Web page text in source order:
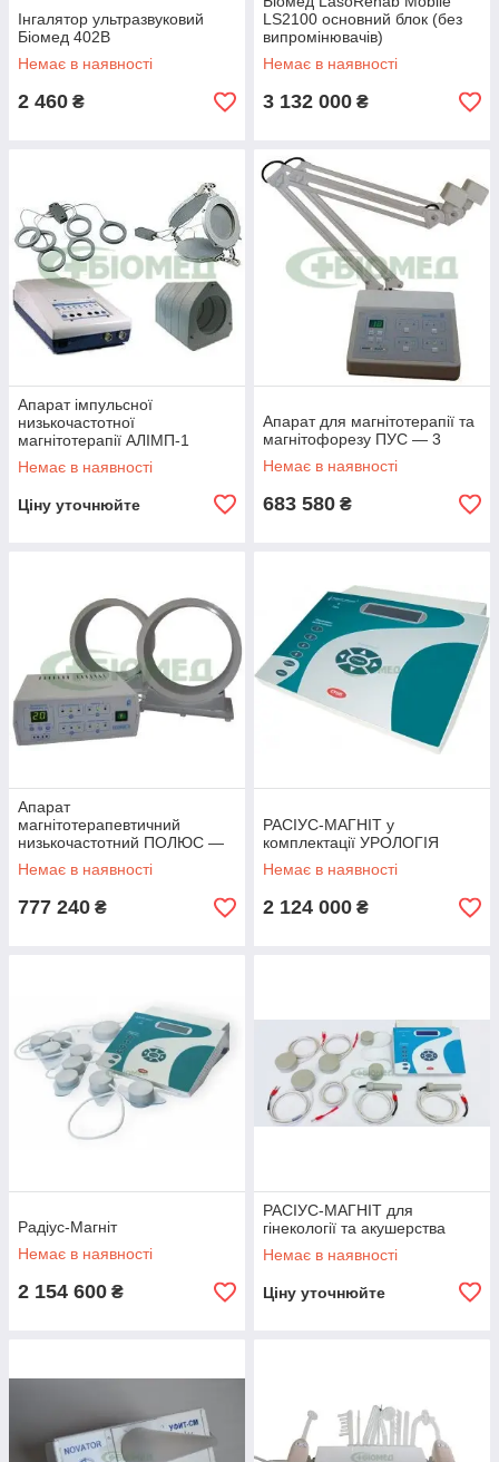
Інгалятор ультразвуковий
Біомед 402В
Немає в наявності
2 460 ₴
LS2100 основний блок (без
випромінювачів)
Немає в наявності
3 132 000 ₴
Апарат імпульсної
низькочастотної
магнітотерапії АЛІМП-1
Немає в наявності
Ціну уточнюйте
Апарат для магнітотерапії та
магнітофорезу ПУС — 3
Немає в наявності
683 580 ₴
Апарат
магнітотерапевтичний
низькочастотний ПОЛЮС —
4
Немає в наявності
777 240 ₴
РАСІУС-МАГНІТ у
комплектації УРОЛОГІЯ
Немає в наявності
2 124 000 ₴
Радіус-Магніт
Немає в наявності
2 154 600 ₴
РАСІУС-МАГНІТ для
гінекології та акушерства
Немає в наявності
Ціну уточнюйте